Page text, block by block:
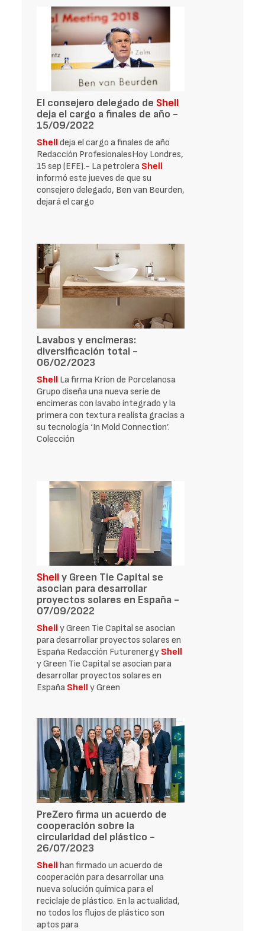
El consejero delegado de Shell
deja el cargo a finales de año -
15/09/2022
Shell deja el cargo a finales de año
Redacción ProfesionalesHoy Londres,
15 sep (EFE).- La petrolera Shell
informó este jueves de que su
consejero delegado, Ben van Beurden,
dejará el cargo
Lavabos y encimeras:
diversificación total -
06/02/2023
Shell La firma Krion de Porcelanosa
Grupo diseña una nueva serie de
encimeras con lavabo integrado y la
primera con textura realista gracias a
su tecnología ‘In Mold Connection’.
Colección
Shelly Green Tie Capital se
asocian para desarrollar
proyectos solares en España -
07/09/2022
Shell y Green Tie Capital se asocian
para desarrollar proyectos solares en
España Redacción Futurenergy Shell
y Green Tie Capital se asocian para
desarrollar proyectos solares en
España Shell y Green
PreZero firma un acuerdo de
cooperación sobre la
circularidad del plástico -
26/07/2023
Shell han firmado un acuerdo de
cooperación para desarrollar una
nueva solución química para el
reciclaje de plástico. En la actualidad,
no todos los flujos de plástico son
aptos para